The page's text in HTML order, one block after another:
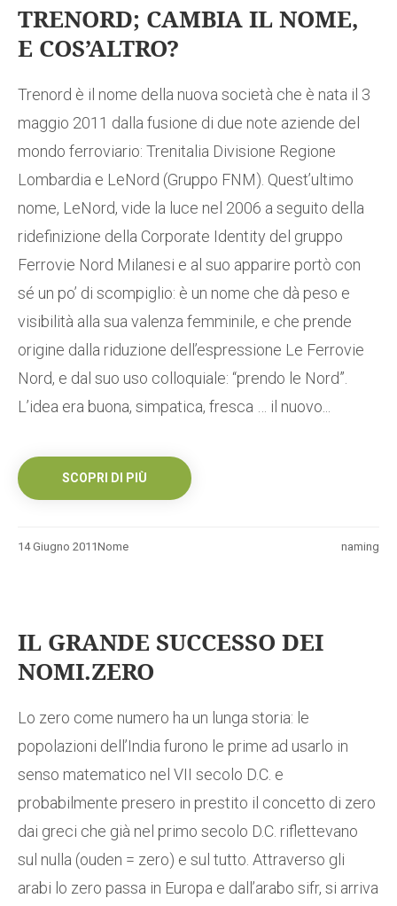
TRENORD; CAMBIA IL NOME,
E COS’ALTRO?
Trenord è il nome della nuova società che è nata il 3
maggio 2011 dalla fusione di due note aziende del
mondo ferroviario: Trenitalia Divisione Regione
Lombardia e LeNord (Gruppo FNM). Quest’ultimo
nome, LeNord, vide la luce nel 2006 a seguito della
ridefinizione della Corporate Identity del gruppo
Ferrovie Nord Milanesi e al suo apparire portò con
sé un po’ di scompiglio: è un nome che dà peso e
visibilità alla sua valenza femminile, e che prende
origine dalla riduzione dell’espressione Le Ferrovie
Nord, e dal suo uso colloquiale: “prendo le Nord”.
L’idea era buona, simpatica, fresca … il nuovo...
SCOPRI DI PIÙ
14 Giugno 2011 naming
Nome
IL GRANDE SUCCESSO DEI
NOMI.ZERO
Lo zero come numero ha un lunga storia: le
popolazioni dell’India furono le prime ad usarlo in
senso matematico nel VII secolo D.C. e
probabilmente presero in prestito il concetto di zero
dai greci che già nel primo secolo D.C. riflettevano
sul nulla (ouden = zero) e sul tutto. Attraverso gli
arabi lo zero passa in Europa e dall’arabo sifr, si arriva